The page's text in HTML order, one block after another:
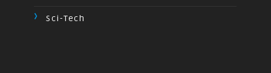
Sci-Tech